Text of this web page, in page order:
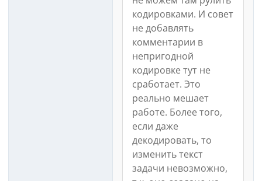
кодировками. И совет
не добавлять
комментарии в
непригодной
кодировке тут не
сработает. Это
реально мешает
работе. Более того,
если даже
декодировать, то
изменить текст
задачи невозможно,